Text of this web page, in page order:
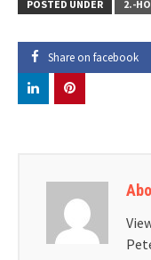
POSTED UNDER 2.-
Share on facebook